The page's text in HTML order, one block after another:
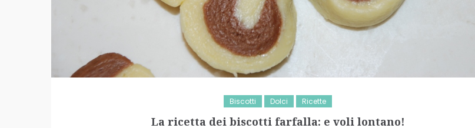
Biscotti Dolci Ricette
La ricetta dei biscotti farfalla: e voli lontano!